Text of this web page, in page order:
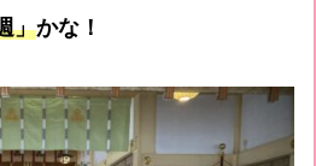
」かな！